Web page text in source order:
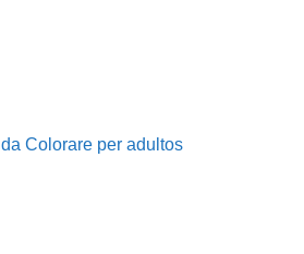
da Colorare per adultos